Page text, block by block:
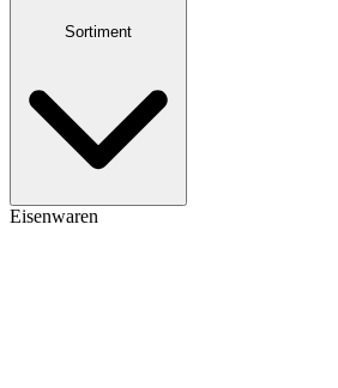
Sortiment
Eisenwaren